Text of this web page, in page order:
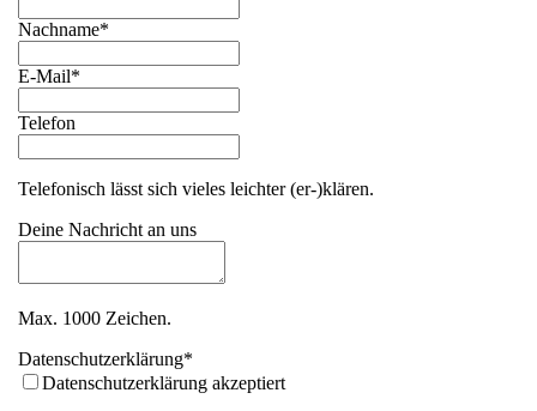
Nachname*
E-Mail*
Telefon
Telefonisch lässt sich vieles leichter (er-)klären.
Deine Nachricht an uns
Max. 1000 Zeichen.
Business
Email*
Datenschutzerklärung*
Datenschutzerklärung akzeptiert